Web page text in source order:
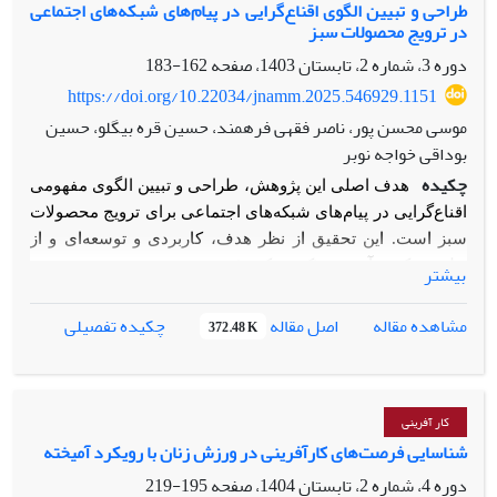
پژوهش تأثیر می‌گذارند.
به‌دست آمد. سپس در بخش کمی پژوهش با بهره‌گیری از Spss
داده‌های به‌دست آمده از بخش کیفی مورد تحلیل و بررسی قرار
گرفت. یافته ها نشان می دهد که شفافیت، افزایش بهره وری،
افزایش قابلیت چابکی، جلوگیری از فساد، ارتقاء سطح اعتماد،
بهبود رای گیری الکترونیکی، مدیریت هویت ایمن و بهبود نوآوری
هشت الگوی ذهنی مدیران در راستای تکنولوژی بلاکچین در
سازمان های دولتی می‎ باشند.
طراحی و تبیین الگوی اقناع‌گرایی در پیام‌های شبکه‌های اجتماعی
در ترویج محصولات سبز
دوره 3، شماره 2، تابستان 1403، صفحه
162-183
https://doi.org/10.22034/jnamm.2025.546929.1151
موسی محسن پور، ناصر فقهی فرهمند، حسین قره بیگلو، حسین
بوداقی خواجه نوبر
چکیده
هدف اصلی این پژوهش، طراحی و تبیین الگوی مفهومی
اقناع‌گرایی در پیام‌های شبکه‌های اجتماعی برای ترویج محصولات
سبز است. این تحقیق از نظر هدف، کاربردی و توسعه‌ای و از
کیفی، جامعه آماری شامل خبرگان حوزه‌های بازاریابی سبز،
تبلیغات و مدیریت بازرگانی بود که از میان آن‌ها با روش
تحلیل شد. در این مرحله،
کدگذاری و تجمیع، در قالب ۱۸کد سازمان‌دهنده و۸ مضمون
فراگیر طبقه‌بندی شدند. در این مرحله، با بهره‌گیری از روش
بیشتر
مشاهده مقاله
اصل مقاله 372.48 K چکیده تفصیلی
کار آفرینی
شناسایی فرصت‌های کارآفرینی در ورزش زنان با رویکرد آمیخته
دوره 4، شماره 2، تابستان 1404، صفحه
195-219